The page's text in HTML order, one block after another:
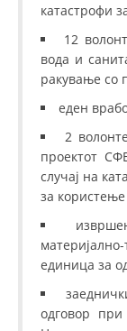
катастрофи
12
вода и
ракување со
еден
2
проектот
случај на
за
единица за
одговор